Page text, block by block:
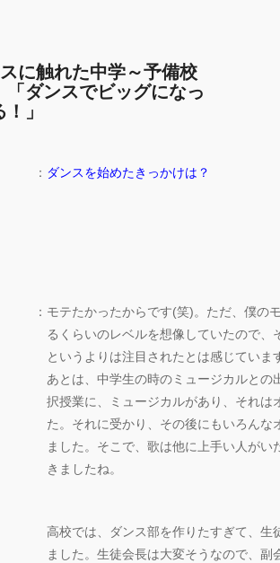
に触れた中学～予備校
「ダンスでビッグになっ
」
： ダンスを始めたきっかけは？
： モテたかったからです(笑)。ただ、僕の
るくらいのレベルを想像していたので
というよりは注目されたとは感じていま
あとは、中学生の時のミュージカルと
択授業に、ミュージカルがあり、それ
た。それに受かり、その後にもいろん
ました。そこで、歌は他に上手い人が
きましたね。
高校では、ダンス部を作りたすぎて、
ました。生徒会長は大変そうなので、